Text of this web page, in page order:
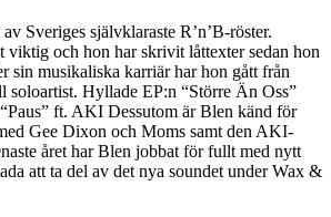
Sveriges självklaraste R’n’B-röster.
och hon har skrivit låttexter sedan hon
sin musikaliska karriär har hon gått från
soloartist. Hyllade EP:n “Större Än Oss”
ft. AKI Dessutom är Blen känd för
Gee Dixon och Moms samt den AKI-
året har Blen jobbat för fullt med nytt
att ta del av det nya soundet under Wax &